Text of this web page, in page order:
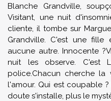
Blanche Grandville,
Visitant, une nuit
cliente, il tombe sur
Grandville. C'est une fille
aucune autre. Innocente
nuit les observe. C'est
police.Chacun cherche la
l'amour. Qui est coupable
doute s'installe, plus le